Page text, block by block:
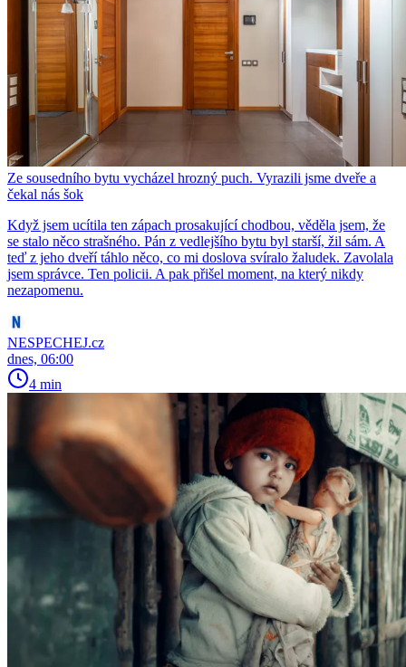
Ze sousedního bytu vycházel hrozný puch. Vyrazili jsme dveře a
čekal nás šok
Když jsem ucítila ten zápach prosakující chodbou, věděla jsem, že
se stalo něco strašného. Pán z vedlejšího bytu byl starší, žil sám. A
teď z jeho dveří táhlo něco, co mi doslova svíralo žaludek. Zavolala
jsem správce. Ten policii. A pak přišel moment, na který nikdy
nezapomenu.
NESPECHEJ.cz
dnes, 06:00
4 min